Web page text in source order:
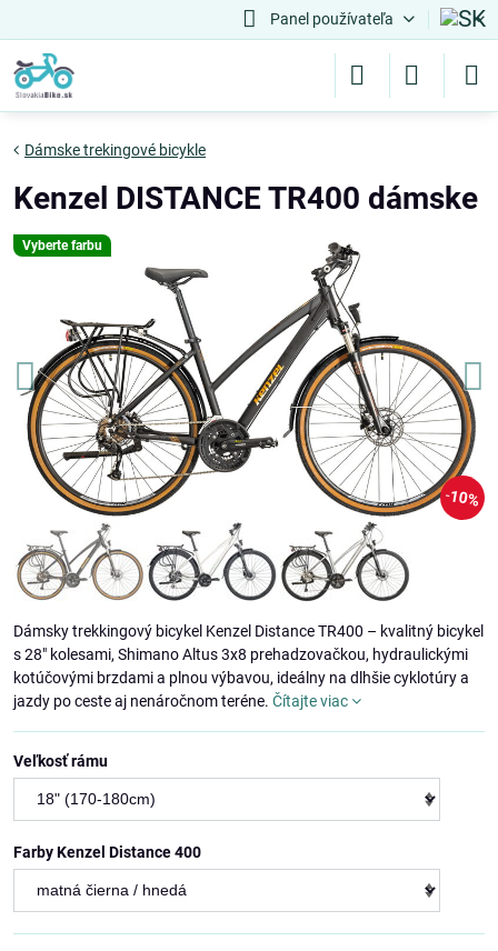
Panel používateľa
Vyberte farbu
10%
Dámske trekingové bicykle
Kenzel DISTANCE TR400 dámske
Dámsky trekkingový bicykel Kenzel Distance TR400 – kvalitný bicykel
s 28" kolesami, Shimano Altus 3x8 prehadzovačkou, hydraulickými
kotúčovými brzdami a plnou výbavou, ideálny na dlhšie cyklotúry a
jazdy po ceste aj nenáročnom teréne. Čítajte viac
Veľkosť rámu
Farby Kenzel Distance 400